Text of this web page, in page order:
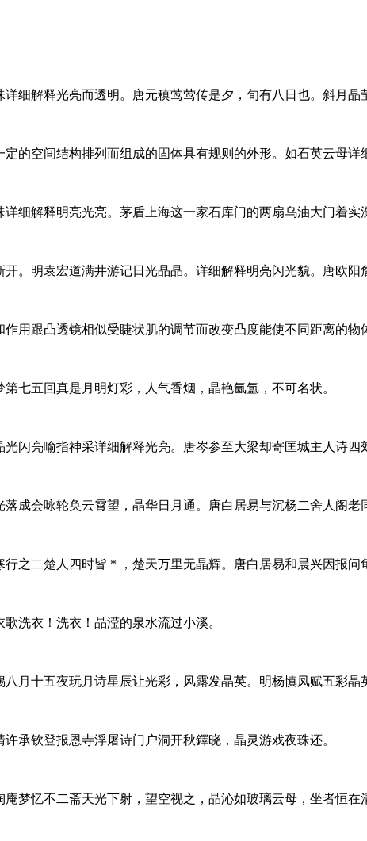
详细解释光亮而透明。唐元稹莺莺传是夕，旬有八日也。斜月
定的空间结构排列而组成的固体具有规则的外形。如石英云母
详细解释明亮光亮。茅盾上海这一家石库门的两扇乌油大门着
开。明袁宏道满井游记日光晶晶。详细解释明亮闪光貌。唐欧
作用跟凸透镜相似受睫状肌的调节而改变凸度能使不同距离的
七五回真是月明灯彩，人气香烟，晶艳氤氲，不可名状。
光闪亮喻指神采详细解释光亮。唐岑参至大梁却寄匡城主人诗
落成会咏轮奂云霄望，晶华日月通。唐白居易与沉杨二舍人阁
之二楚人四时皆 * ，楚天万里无晶辉。唐白居易和晨兴因报问
洗衣！洗衣！晶滢的泉水流过小溪。
八月十五夜玩月诗星辰让光彩，风露发晶英。明杨慎凤赋五彩
承钦登报恩寺浮屠诗门户洞开秋鐸晓，晶灵游戏夜珠还。
梦忆不二斋天光下射，望空视之，晶沁如玻璃云母，坐者恒在